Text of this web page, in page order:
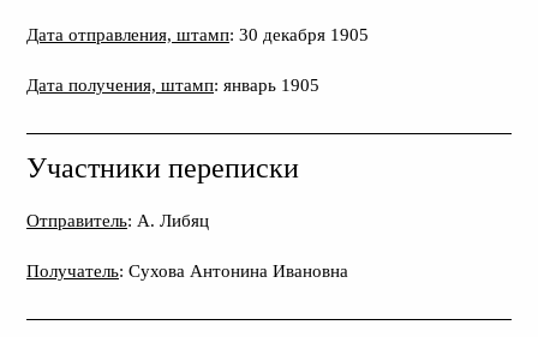
Дата отправления, штамп: 30 декабря 1905
Дата получения, штамп: январь 1905
Участники переписки
Отправитель: А. Либяц
Получатель: Сухова Антонина Ивановна